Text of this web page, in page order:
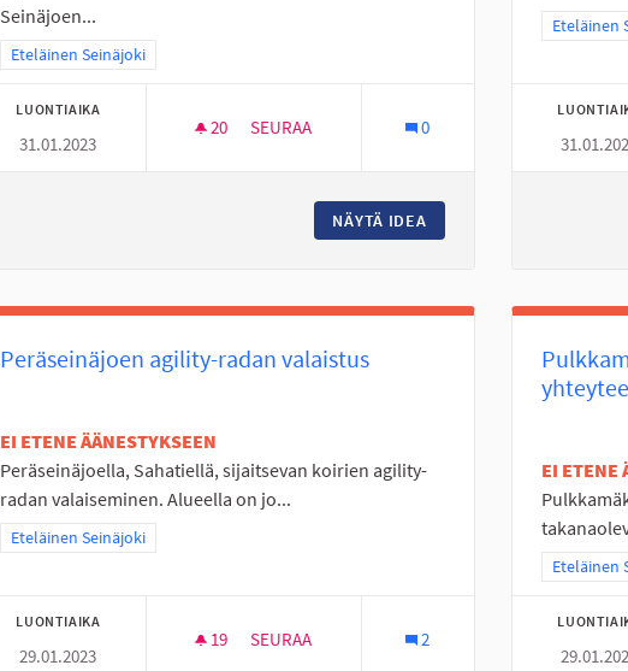
Seinäjoen...
Rajaa tulokset teeman mukaan: Eteläinen Seinäjoki
Eteläinen Seinäjoki
LUONTIAIKA
31.01.2023
20 20 SEURAAJAA
SEURAA 0
NÄYTÄ IDEA
Rajaa
Eteläinen
Peräseinäjoen agility-radan valaistus
EI ETENE ÄÄNESTYKSEEN
Peräseinäjoella, Sahatiellä, sijaitsevan koirien agility-
radan valaiseminen. Alueella on jo...
Rajaa tulokset teeman mukaan: Eteläinen Seinäjoki
Eteläinen Seinäjoki
LUONTIAIKA
29.01.2023
19 19 SEURAAJAA
SEURAA
PERÄSEINÄJOEN AGILITY-RADAN VALAISTUS
2
EI ETENE
Rajaa
Eteläinen